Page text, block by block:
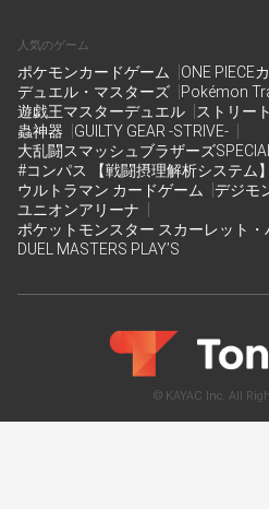
人気のゲーム
ポケモンカードゲーム
ONE PIECE
デュエル・マスターズ
Pokémon
遊戯王マスターデュエル
ストリー
蟲神器
GUILTY GEAR -STRIVE-
大乱闘スマッシュブラザーズSPECIAL
#コンパス 【戦闘摂理解析システム】
ウルトラマン カードゲーム
デジモ
ユニオンアリーナ
ポケットモンスター スカーレット・
DUEL MASTERS PLAY’S
© KAYAC Inc. All